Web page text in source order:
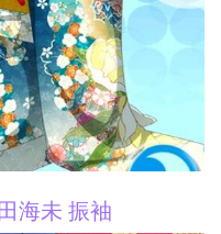
海未 振袖